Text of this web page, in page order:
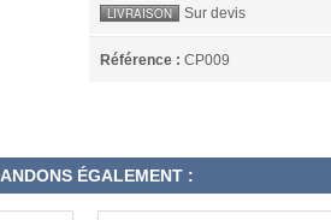
LIVRAISON Sur devis
Référence : CP009
ÉGALEMENT :